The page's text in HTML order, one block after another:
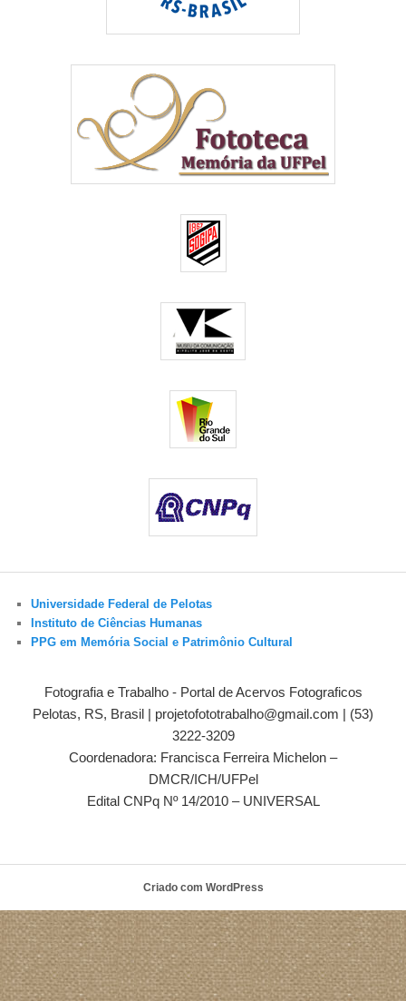
Universidade Federal de Pelotas
Instituto de Ciências Humanas
PPG em Memória Social e Patrimônio Cultural
Fotografia e Trabalho - Portal de Acervos Fotograficos
Pelotas, RS, Brasil | projetofototrabalho@gmail.com | (53)
3222-3209
Coordenadora: Francisca Ferreira Michelon –
DMCR/ICH/UFPel
Edital CNPq Nº 14/2010 – UNIVERSAL
Criado com WordPress